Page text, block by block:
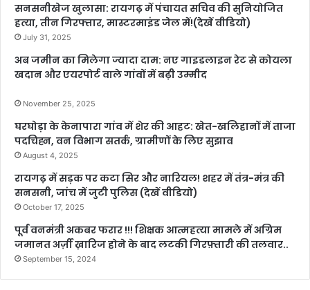
सनसनीखेज खुलासा: रायगढ़ में पंचायत सचिव की सुनियोजित
हत्या, तीन गिरफ्तार, मास्टरमाइंड जेल में!(देखें वीडियो)
July 31, 2025
अब जमीन का मिलेगा ज्यादा दाम: नए गाइडलाइन रेट से कोयला
खदान और एयरपोर्ट वाले गांवों में बढ़ी उम्मीद
November 25, 2025
घरघोड़ा के केनापारा गांव में शेर की आहट: खेत-खलिहानों में ताजा
पदचिह्न, वन विभाग सतर्क, ग्रामीणों के लिए सुझाव
August 4, 2025
रायगढ़ में सड़क पर कटा सिर और नारियल! शहर में तंत्र-मंत्र की
सनसनी, जांच में जुटी पुलिस (देखें वीडियो)
October 17, 2025
पूर्व वनमंत्री अकबर फरार !!! शिक्षक आत्महत्या मामले में अग्रिम
जमानत अर्ज़ी ख़ारिज होने के बाद लटकी गिरफ़्तारी की तलवार..
September 15, 2024